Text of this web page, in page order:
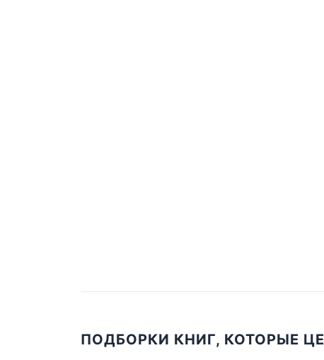
ПОДБОРКИ КНИГ, КОТОРЫЕ